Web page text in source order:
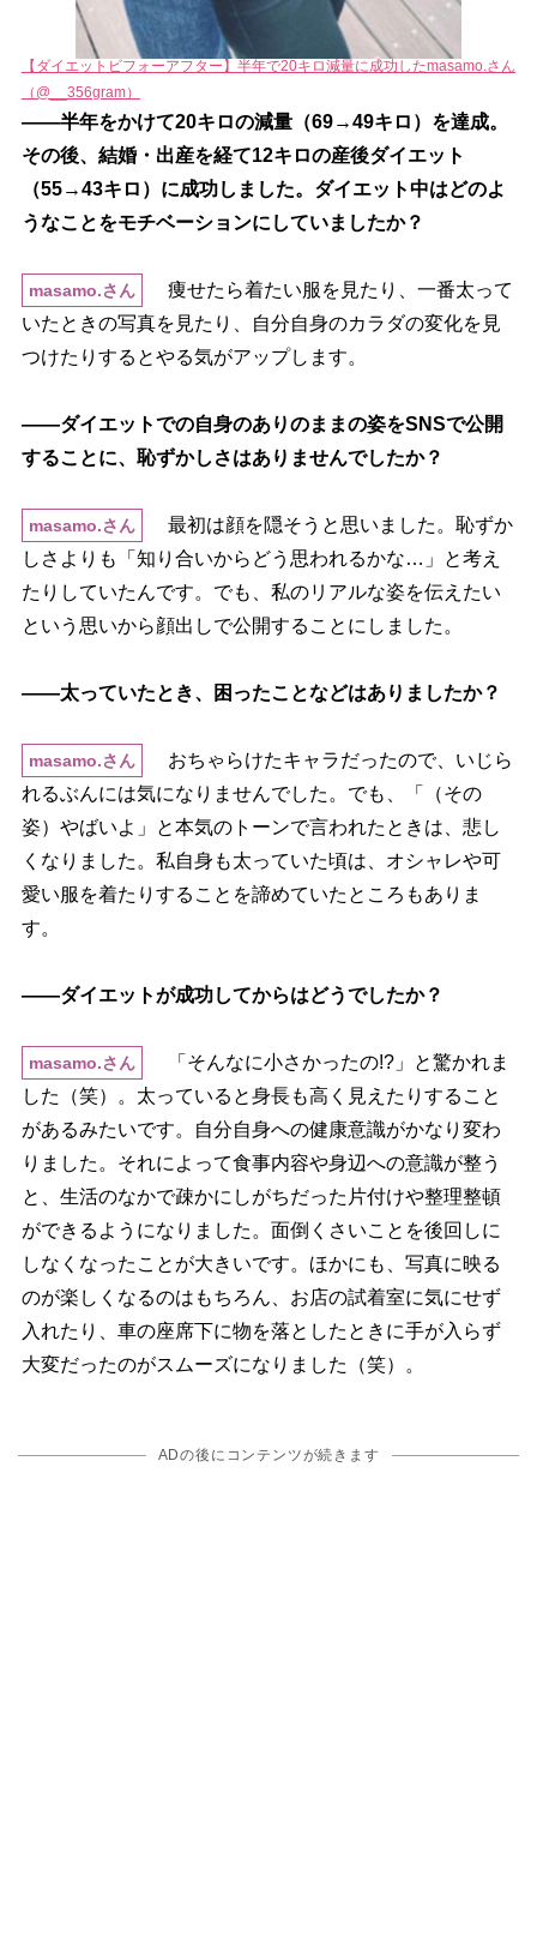
【ダイエットビフォーアフター】半年で20キロ減量に成功したmasamo.さん
（@__356gram）
――半年をかけて20キロの減量（69→49キロ）を達成。
その後、結婚・出産を経て12キロの産後ダイエット
（55→43キロ）に成功しました。ダイエット中はどのよ
うなことをモチベーションにしていましたか？
masamo.さん
痩せたら着たい服を見たり、一番太って
いたときの写真を見たり、自分自身のカラダの変化を見
つけたりするとやる気がアップします。
――ダイエットでの自身のありのままの姿をSNSで公開
することに、恥ずかしさはありませんでしたか？
masamo.さん
最初は顔を隠そうと思いました。恥ずか
しさよりも「知り合いからどう思われるかな…」と考え
たりしていたんです。でも、私のリアルな姿を伝えたい
という思いから顔出しで公開することにしました。
――太っていたとき、困ったことなどはありましたか？
masamo.さん
おちゃらけたキャラだったので、いじら
れるぶんには気になりませんでした。でも、「（その
姿）やばいよ」と本気のトーンで言われたときは、悲し
くなりました。私自身も太っていた頃は、オシャレや可
愛い服を着たりすることを諦めていたところもありま
す。
――ダイエットが成功してからはどうでしたか？
masamo.さん
「そんなに小さかったの!?」と驚かれま
した（笑）。太っていると身長も高く見えたりすること
があるみたいです。自分自身への健康意識がかなり変わ
りました。それによって食事内容や身辺への意識が整う
と、生活のなかで疎かにしがちだった片付けや整理整頓
ができるようになりました。面倒くさいことを後回しに
しなくなったことが大きいです。ほかにも、写真に映る
のが楽しくなるのはもちろん、お店の試着室に気にせず
入れたり、車の座席下に物を落としたときに手が入らず
大変だったのがスムーズになりました（笑）。
ADの後にコンテンツが続きます